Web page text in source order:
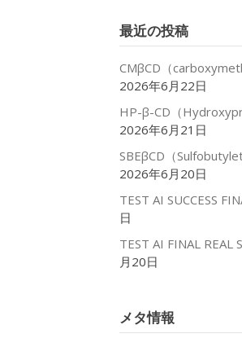
ブ
最近の投稿
CMβCD（
2026年6月22日
HP-β-CD（
2026年6月21日
SBEβCD（
2026年6月20日
TEST AI SUCCESS
日
TEST AI FINAL REAL
月20日
メタ情報